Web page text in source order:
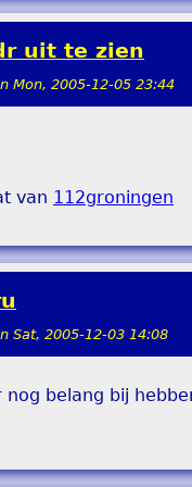
uit te zien
Mon, 2005-12-05 23:44
van 112groningen
Sat, 2005-12-03 14:08
belang bij